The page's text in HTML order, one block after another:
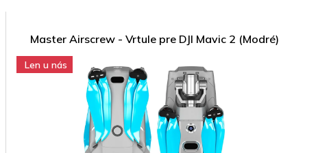
Master Airscrew - Vrtule pre DJI Mavic 2 (Modré)
Len u nás